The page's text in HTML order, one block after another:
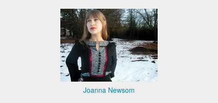
Joanna Newsom